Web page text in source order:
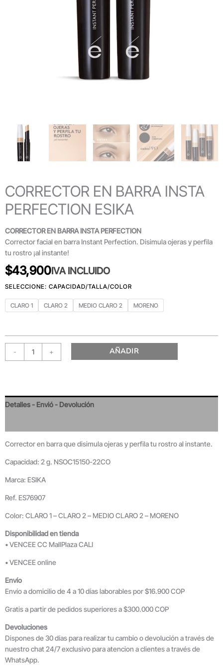
CORRECTOR EN BARRA INSTA
PERFECTION ESIKA
CORRECTOR EN BARRA INSTA PERFECTION
Corrector facial en barra Instant Perfection. Disimula ojeras y perfila
tu rostro ¡al instante!
$43,900IVA INCLUIDO
CLARO 1 CLARO 2 MEDIO CLARO 2 MORENO
- + AÑADIR
Detalles - Envió - Devolución
Corrector en barra que disimula ojeras y perfila tu rostro al instante.
Capacidad: 2 g. NSOC15150-22CO
Marca: ESIKA
Ref. ES76907
Color: CLARO 1 – CLARO 2 – MEDIO CLARO 2 – MORENO
Disponibilidad en tienda
• VENCEE CC MallPlaza CALI
• VENCEE online
Envío
Envío a domicilio de 4 a 10 días laborables por $16.900 COP
Gratis a partir de pedidos superiores a $300.000 COP
Devoluciones
Dispones de 30 días para realizar tu cambio o devolución a través de
nuestro chat 24/7 exclusivo para atencion a clientes a través de
WhatsApp.